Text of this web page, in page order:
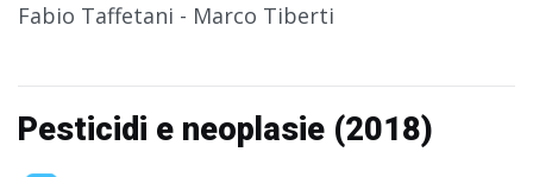
Fabio Taffetani - Marco Tiberti
Pesticidi e neoplasie (2018)